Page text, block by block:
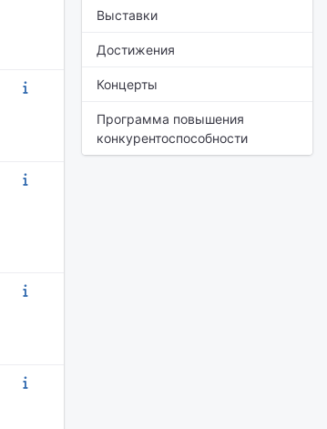
Выставки
Достижения
Концерты
Программа повышения
конкурентоспособности